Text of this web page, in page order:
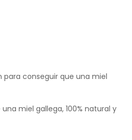
conseguir que una miel
miel gallega, 100% natural y